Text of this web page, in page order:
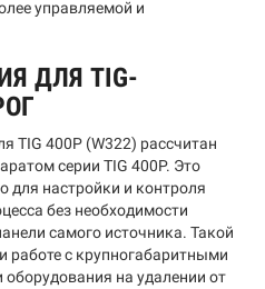
управляемой и
ДЛЯ TIG-
TIG 400P (W322) рассчитан
серии TIG 400P. Это
для настройки и контроля
без необходимости
самого источника. Такой
работе с крупногабаритными
на удалении от